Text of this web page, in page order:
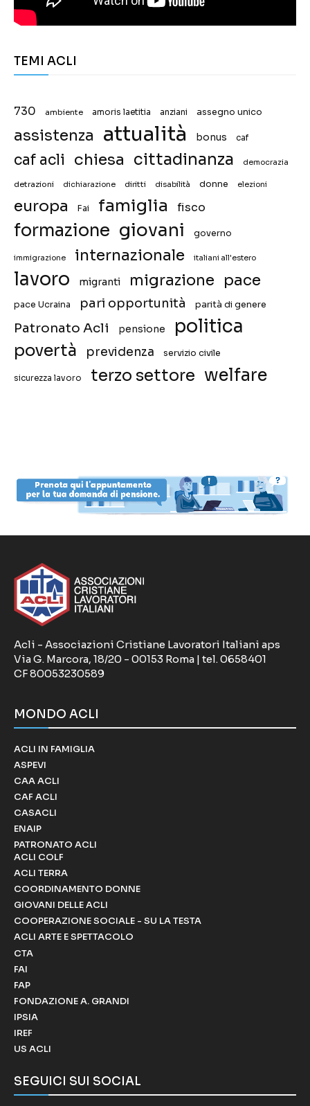
TEMI ACLI
730 ambiente amoris laetitia anziani assegno unico
assistenza attualità bonus caf
caf acli chiesa cittadinanza democrazia
detrazioni dichiarazione diritti disabilità donne elezioni
europa Fai famiglia fisco
formazione giovani governo
immigrazione internazionale italiani all'estero
lavoro migranti migrazione pace
pace Ucraina pari opportunità parità di genere
Patronato Acli pensione politica
povertà previdenza servizio civile
sicurezza lavoro terzo settore welfare
Acli - Associazioni Cristiane Lavoratori Italiani aps
Via G. Marcora, 18/20 - 00153 Roma | tel. 0658401
CF 80053230589
MONDO ACLI
ACLI IN FAMIGLIA
ASPEVI
CAA ACLI
CAF ACLI
CASACLI
ENAIP
PATRONATO ACLI
ACLI COLF
ACLI TERRA
COORDINAMENTO DONNE
GIOVANI DELLE ACLI
COOPERAZIONE SOCIALE - SU LA TESTA
ACLI ARTE E SPETTACOLO
CTA
FAI
FAP
FONDAZIONE A. GRANDI
IPSIA
IREF
US ACLI
SEGUICI SUI SOCIAL